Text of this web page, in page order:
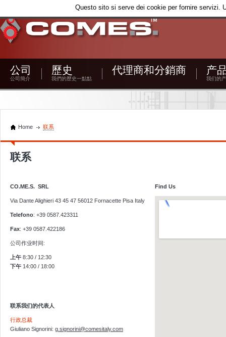
公司
公司簡介
歷史
我們的歷史一點點
代理商和分銷商 产
我们的
Home 联系
联系
CO.ME.S. SRL
Via Dante Alighieri 43 45 47 56012 Fornacette Pisa Italy
Telefono: +39 0587.423311
Fax: +39 0587.422186
公司作业时间:
上午 8:30 / 12:30
下午 14:00 / 18:00
联系我们的代表人
行政总裁
Giuliano Signorini: g.signorini@comesitaly.com
Find Us
Questo sito si serve dei cookie per fornire servizi.